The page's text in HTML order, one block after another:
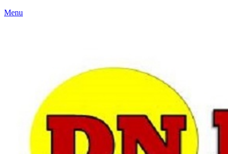
Menu